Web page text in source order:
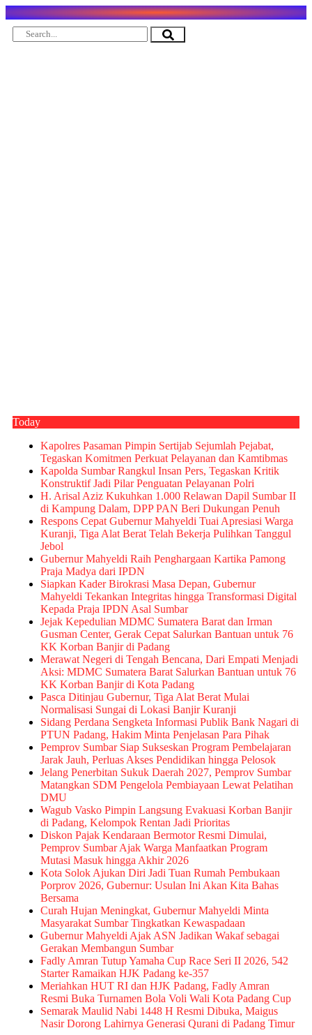
Today
Kapolres Pasaman Pimpin Sertijab Sejumlah Pejabat,
Tegaskan Komitmen Perkuat Pelayanan dan Kamtibmas
Kapolda Sumbar Rangkul Insan Pers, Tegaskan Kritik
Konstruktif Jadi Pilar Penguatan Pelayanan Polri
H. Arisal Aziz Kukuhkan 1.000 Relawan Dapil Sumbar II
di Kampung Dalam, DPP PAN Beri Dukungan Penuh
Respons Cepat Gubernur Mahyeldi Tuai Apresiasi Warga
Kuranji, Tiga Alat Berat Telah Bekerja Pulihkan Tanggul
Jebol
Gubernur Mahyeldi Raih Penghargaan Kartika Pamong
Praja Madya dari IPDN
Siapkan Kader Birokrasi Masa Depan, Gubernur
Mahyeldi Tekankan Integritas hingga Transformasi Digital
Kepada Praja IPDN Asal Sumbar
Jejak Kepedulian MDMC Sumatera Barat dan Irman
Gusman Center, Gerak Cepat Salurkan Bantuan untuk 76
KK Korban Banjir di Padang
Merawat Negeri di Tengah Bencana, Dari Empati Menjadi
Aksi: MDMC Sumatera Barat Salurkan Bantuan untuk 76
KK Korban Banjir di Kota Padang
Pasca Ditinjau Gubernur, Tiga Alat Berat Mulai
Normalisasi Sungai di Lokasi Banjir Kuranji
Sidang Perdana Sengketa Informasi Publik Bank Nagari di
PTUN Padang, Hakim Minta Penjelasan Para Pihak
Pemprov Sumbar Siap Sukseskan Program Pembelajaran
Jarak Jauh, Perluas Akses Pendidikan hingga Pelosok
Jelang Penerbitan Sukuk Daerah 2027, Pemprov Sumbar
Matangkan SDM Pengelola Pembiayaan Lewat Pelatihan
DMU
Wagub Vasko Pimpin Langsung Evakuasi Korban Banjir
di Padang, Kelompok Rentan Jadi Prioritas
Diskon Pajak Kendaraan Bermotor Resmi Dimulai,
Pemprov Sumbar Ajak Warga Manfaatkan Program
Mutasi Masuk hingga Akhir 2026
Kota Solok Ajukan Diri Jadi Tuan Rumah Pembukaan
Porprov 2026, Gubernur: Usulan Ini Akan Kita Bahas
Bersama
Curah Hujan Meningkat, Gubernur Mahyeldi Minta
Masyarakat Sumbar Tingkatkan Kewaspadaan
Gubernur Mahyeldi Ajak ASN Jadikan Wakaf sebagai
Gerakan Membangun Sumbar
Fadly Amran Tutup Yamaha Cup Race Seri II 2026, 542
Starter Ramaikan HJK Padang ke-357
Meriahkan HUT RI dan HJK Padang, Fadly Amran
Resmi Buka Turnamen Bola Voli Wali Kota Padang Cup
Semarak Maulid Nabi 1448 H Resmi Dibuka, Maigus
Nasir Dorong Lahirnya Generasi Qurani di Padang Timur